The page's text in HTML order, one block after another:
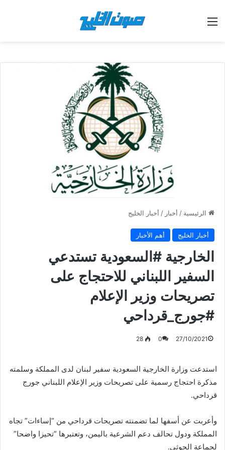
القائمة
الرئيسية / أخبار / أخبار الخليج
أخبار الخليج أهم الأخبار
الخارجية #السعودية تستدعي
السفير اللبناني للاحتجاج على
تصريحات وزير الإعلام
#جورج_قرداحي
27/10/2021
0
28
استدعت وزارة الخارجية السعودية سفير لبنان لدى المملكة وسلمته
مذكرة احتجاج رسمية على تصريحات وزير الإعلام اللبناني جورج
قرداحي.
وأعربت عن أسفها لما تضمنته تصريحات قرداحي من “إساءات” تجاه
المملكة ودول تحالف دعم الشرعية باليمن، وتعتبرها “تحيزا واضحا”
لجماعة الحوثي.